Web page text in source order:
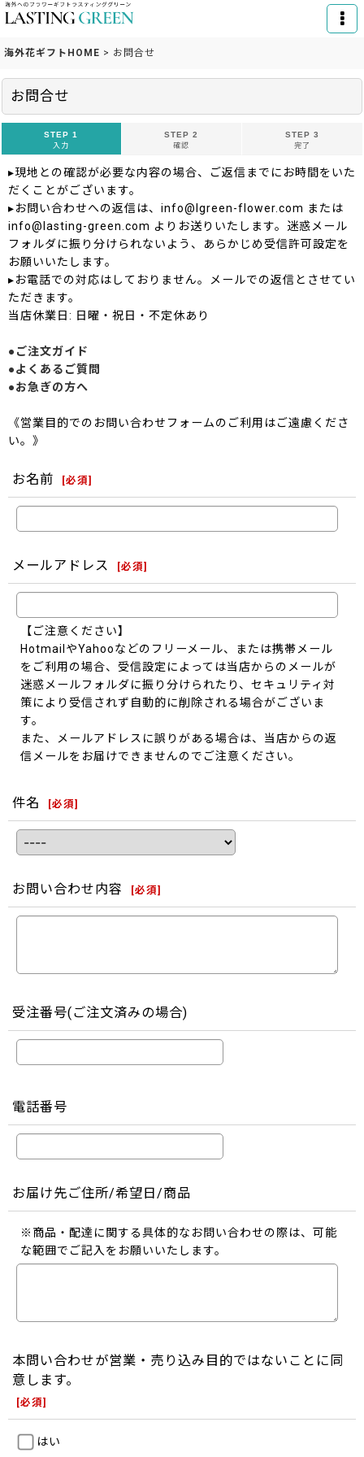
海外花ギフトHOME > お問合せ
お問合せ
STEP 1
入力
STEP 2
確認
STEP 3
完了
▸現地との確認が必要な内容の場合、ご返信までにお時間をいた
だくことがございます。
▸お問い合わせへの返信は、info@lgreen-flower.com または
info@lasting-green.com よりお送りいたします。迷惑メール
フォルダに振り分けられないよう、あらかじめ受信許可設定を
お願いいたします。
▸お電話での対応はしておりません。メールでの返信とさせてい
ただきます。
当店休業日: 日曜・祝日・不定休あり
●ご注文ガイド
●よくあるご質問
●お急ぎの方へ
《営業目的でのお問い合わせフォームのご利用はご遠慮くださ
い。》
お名前 [必須]
メールアドレス [必須]
【ご注意ください】
HotmailやYahooなどのフリーメール、または携帯メール
をご利用の場合、受信設定によっては当店からのメールが
迷惑メールフォルダに振り分けられたり、セキュリティ対
策により受信されず自動的に削除される場合がございま
す。
また、メールアドレスに誤りがある場合は、当店からの返
信メールをお届けできませんのでご注意ください。
件名 [必須]
お問い合わせ内容 [必須]
受注番号(ご注文済みの場合)
電話番号
お届け先ご住所/希望日/商品
※商品・配達に関する具体的なお問い合わせの際は、可能
な範囲でご記入をお願いいたします。
本問い合わせが営業・売り込み目的ではないことに同
意します。
[必須]
はい